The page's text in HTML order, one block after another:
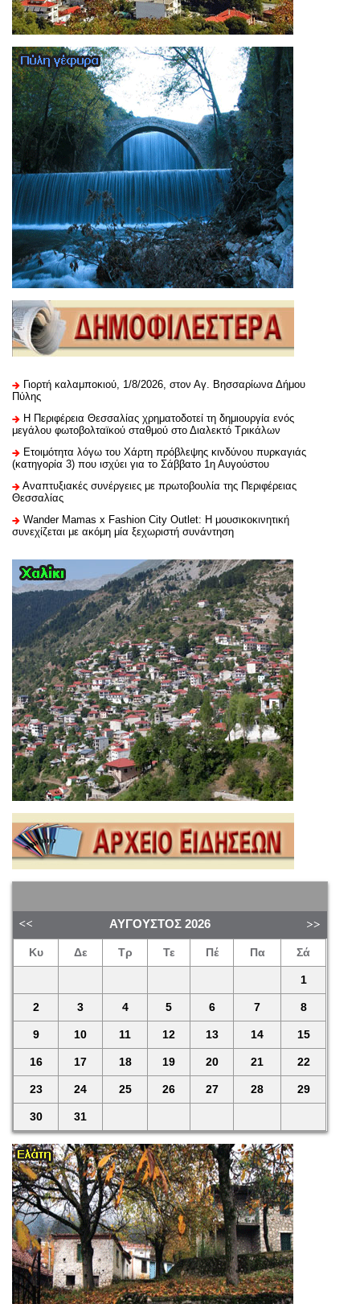
Γιορτή καλαμποκιού, 1/8/2026, στον Αγ. Βησσαρίωνα Δήμου
Πύλης
H Περιφέρεια Θεσσαλίας χρηματοδοτεί τη δημιουργία ενός
μεγάλου φωτοβολταϊκού σταθμού στο Διαλεκτό Τρικάλων
Ετοιμότητα λόγω του Χάρτη πρόβλεψης κινδύνου πυρκαγιάς
(κατηγορία 3) που ισχύει για το Σάββατο 1η Αυγούστου
Αναπτυξιακές συνέργειες με πρωτοβουλία της Περιφέρειας
Θεσσαλίας
Wander Mamas x Fashion City Outlet: Η μουσικοκινητική
συνεχίζεται με ακόμη μία ξεχωριστή συνάντηση
ΑΎΓΟΥΣΤΟΣ 2026
Κυ Δε Τρ Τε Πέ Πα Σά
1
2 3 4 5 6 7 8
9 10 11 12 13 14 15
16 17 18 19 20 21 22
23 24 25 26 27 28 29
30 31